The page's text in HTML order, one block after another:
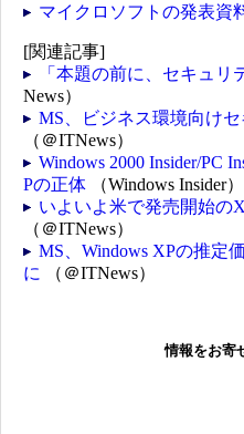
マイクロソフトの発表資
[関連記事]
「本題の前に、セキュ
News）
MS、ビジネス環境向け
（＠ITNews）
Windows 2000 Insider/PC
Pの正体 （Windows Insider）
いよいよ米で発売開始の
（＠ITNews）
MS、Windows XPの推定
に
（＠ITNews）
情報をお寄